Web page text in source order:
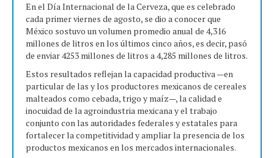
En el Día Internacional de la Cerveza, que es celebrado
cada primer viernes de agosto, se dio a conocer que
México sostuvo un volumen promedio anual de 4,316
millones de litros en los últimos cinco años, es decir, pasó
de enviar 4253 millones de litros a 4,285 millones de litros.
Estos resultados reflejan la capacidad productiva —en
particular de las y los productores mexicanos de cereales
malteados como cebada, trigo y maíz—, la calidad e
inocuidad de la agroindustria mexicana y el trabajo
conjunto con las autoridades federales y estatales para
fortalecer la competitividad y ampliar la presencia de los
productos mexicanos en los mercados internacionales.